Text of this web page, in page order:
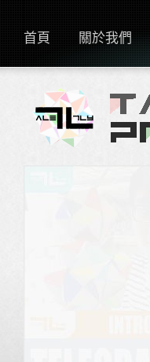
首頁 關於我們